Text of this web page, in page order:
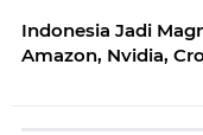
Indonesia Jadi
Amazon, Nvidia,